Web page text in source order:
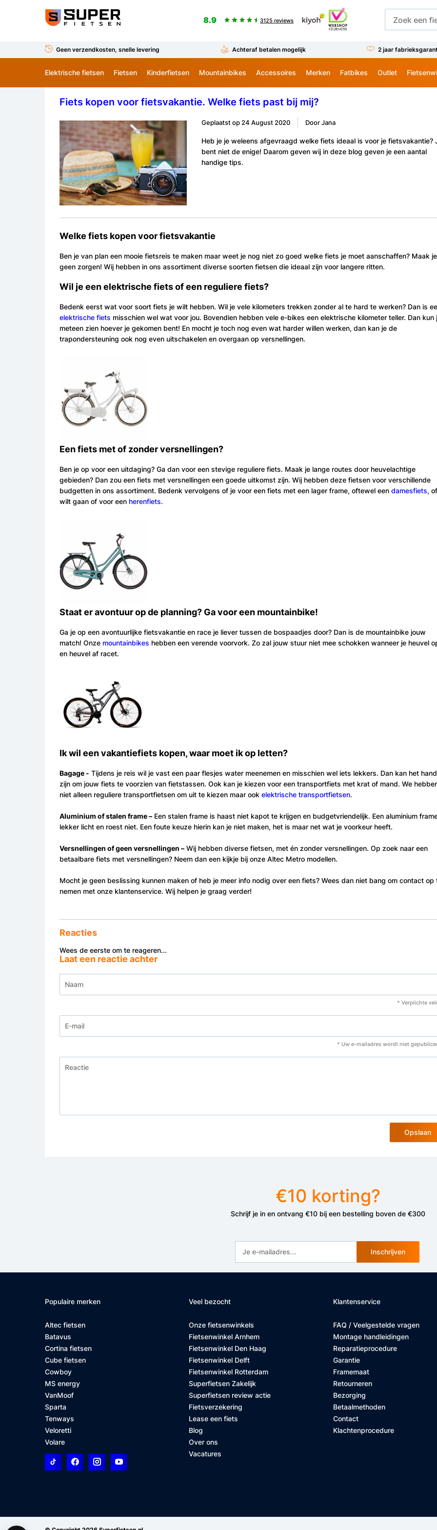
8.9 3125 reviews
Geen verzendkosten, snelle levering Achteraf betalen mogelijk 2 jaar
Elektrische fietsen Fietsen Kinderfietsen Mountainbikes Accessoires Merken Fatbikes Outlet
Fiets kopen voor fietsvakantie. Welke fiets past bij mij?
Geplaatst op 24 August 2020 Door Jana
Heb je je weleens afgevraagd welke fiets ideaal is voor je fietsvakantie?
bent niet de enige! Daarom geven wij in deze blog geven je een aantal
handige tips.
Welke fiets kopen voor fietsvakantie
Ben je van plan een mooie fietsreis te maken maar weet je nog niet zo goed welke fiets je moet aanschaffen? Maak je
geen zorgen! Wij hebben in ons assortiment diverse soorten fietsen die ideaal zijn voor langere ritten.
Wil je een elektrische fiets of een reguliere fiets?
Bedenk eerst wat voor soort fiets je wilt hebben. Wil je vele kilometers trekken zonder al te hard te werken? Dan is
elektrische fiets misschien wel wat voor jou. Bovendien hebben vele e-bikes een elektrische kilometer teller. Dan kun
meteen zien hoever je gekomen bent! En mocht je toch nog even wat harder willen werken, dan kan je de
trapondersteuning ook nog even uitschakelen en overgaan op versnellingen.
Een fiets met of zonder versnellingen?
Ben je op voor een uitdaging? Ga dan voor een stevige reguliere fiets. Maak je lange routes door heuvelachtige
gebieden? Dan zou een fiets met versnellingen een goede uitkomst zijn. Wij hebben deze fietsen voor verschillende
budgetten in ons assortiment. Bedenk vervolgens of je voor een fiets met een lager frame, oftewel een damesfiets, of
wilt gaan of voor een herenfiets.
Staat er avontuur op de planning? Ga voor een mountainbike!
Ga je op een avontuurlijke fietsvakantie en race je liever tussen de bospaadjes door? Dan is de mountainbike jouw
match! Onze mountainbikes hebben een verende voorvork. Zo zal jouw stuur niet mee schokken wanneer je heuvel
en heuvel af racet.
Ik wil een vakantiefiets kopen, waar moet ik op letten?
Bagage - Tijdens je reis wil je vast een paar flesjes water meenemen en misschien wel iets lekkers. Dan kan het
zijn om jouw fiets te voorzien van fietstassen. Ook kan je kiezen voor een transportfiets met krat of mand. We
niet alleen reguliere transportfietsen om uit te kiezen maar ook elektrische transportfietsen.
Aluminium of stalen frame– Een stalen frame is haast niet kapot te krijgen en budgetvriendelijk. Een aluminium
lekker licht en roest niet. Een foute keuze hierin kan je niet maken, het is maar net wat je voorkeur heeft.
Versnellingen of geen versnellingen – Wij hebben diverse fietsen, met én zonder versnellingen. Op zoek naar een
betaalbare fiets met versnellingen? Neem dan een kijkje bij onze Altec Metro modellen.
Mocht je geen beslissing kunnen maken of heb je meer info nodig over een fiets? Wees dan niet bang om contact op
nemen met onze klantenservice. Wij helpen je graag verder!
Reacties
Wees de eerste om te reageren...
Laat een reactie achter
* Verplichte
* Uw e-mailadres wordt niet
Opslaan
€10 korting?
Schrijf je in en ontvang €10 bij een bestelling boven de €300
Inschrijven
Populaire merken
Altec fietsen
Batavus
Cortina fietsen
Cube fietsen
Cowboy
MS energy
VanMoof
Sparta
Tenways
Veloretti
Volare
Veel bezocht
Onze fietsenwinkels
Fietsenwinkel Arnhem
Fietsenwinkel Den Haag
Fietsenwinkel Delft
Fietsenwinkel Rotterdam
Superfietsen Zakelijk
Superfietsen review actie
Fietsverzekering
Lease een fiets
Blog
Over ons
Vacatures
Klantenservice
FAQ / Veelgestelde vragen
Montage handleidingen
Reparatieprocedure
Garantie
Framemaat
Retourneren
Bezorging
Betaalmethoden
Contact
Klachtenprocedure